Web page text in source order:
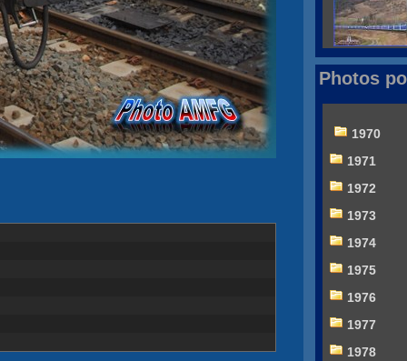
Photos
1970
1971
1972
1973
1974
1975
1976
1977
1978